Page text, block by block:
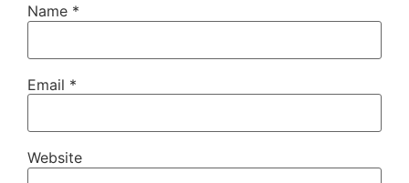
Name *
Email *
Website